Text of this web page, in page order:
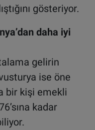
gösteriyor.
daha iyi
gelirin
ise öne
bir kişi emekli
kadar